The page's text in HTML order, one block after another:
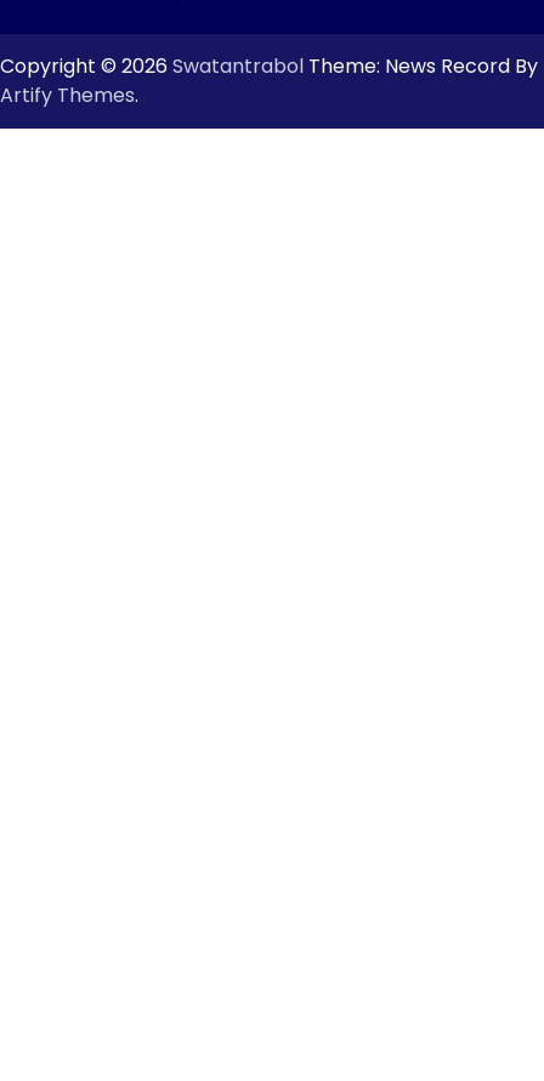
Copyright © 2026 Swatantrabol Theme: News Record By
Artify Themes.